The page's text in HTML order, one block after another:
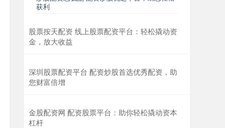
获利
股票按天配资 线上股票配资平台：轻松撬动资
金，放大收益
深圳股票配资平台 配资炒股首选优秀配资，助
您财富倍增
金股配资网 配资股票平台：助你轻松撬动资本
杠杆